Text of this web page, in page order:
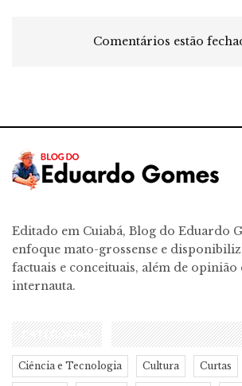
Comentários estão
Editado em Cuiabá, Blog do Eduardo
enfoque mato-grossense e
factuais e conceituais, além de
internauta.
CATEGORIAS
Ciência e Tecnologia Cultura Curtas